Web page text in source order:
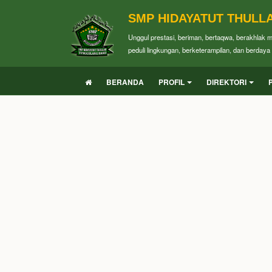
SMP HIDAYATUT
Unggul prestasi, beriman, bertaqwa, berakhlak
peduli lingkungan, berketerampilan, dan
BERANDA PROFIL DIREKTORI